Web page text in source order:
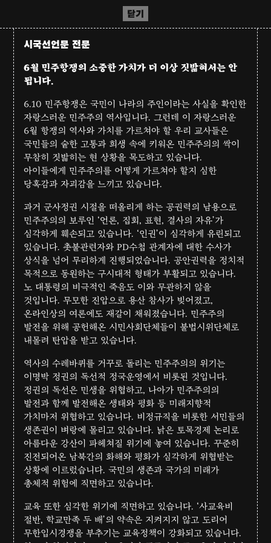
닫기
시국선언문 전문
6월 민주항쟁의 소중한 가치가 더 이상 짓밟혀서는 안
됩니다.
6.10 민주항쟁은 국민이 나라의 주인이라는 사실을 확인한
자랑스러운 민주주의 역사입니다. 그런데 이 자랑스러운
6월 항쟁의 역사와 가치를 가르쳐야 할 우리 교사들은
국민들의 숱한 고통과 희생 속에 키워온 민주주의의 싹이
무참히 짓밟히는 현 상황을 목도하고 있습니다.
아이들에게 민주주의를 어떻게 가르쳐야 할지 심한
당혹감과 자괴감을 느끼고 있습니다.
과거 군사정권 시절을 떠올리게 하는 공권력의 남용으로
민주주의의 보루인 ‘언론, 집회, 표현, 결사의 자유’가
심각하게 훼손되고 있습니다. ‘인권’이 심각하게 유린되고
있습니다. 촛불관련자와 PD수첩 관계자에 대한 수사가
상식을 넘어 무리하게 진행되었습니다. 공안권력을 정치적
목적으로 동원하는 구시대적 형태가 부활되고 있습니다.
노 대통령의 비극적인 죽음도 이와 무관하지 않을
것입니다. 무모한 진압으로 용산 참사가 빚어졌고,
온라인상의 여론에도 재갈이 채워졌습니다. 민주주의
발전을 위해 공헌해온 시민사회단체들이 불법시위단체로
내몰려 탄압을 받고 있습니다.
역사의 수레바퀴를 거꾸로 돌리는 민주주의의 위기는
이명박 정권의 독선적 정국운영에서 비롯된 것입니다.
정권의 독선은 민생을 위협하고, 나아가 민주주의의
발전과 함께 발전해온 생태와 평화 등 미래지향적
가치마저 위협하고 있습니다. 비정규직을 비롯한 서민들의
생존권이 벼랑에 몰리고 있습니다. 낡은 토목경제 논리로
아름다운 강산이 파헤쳐질 위기에 놓여 있습니다. 꾸준히
진전되어온 남북간의 화해와 평화가 심각하게 위협받는
상황에 이르렀습니다. 국민의 생존과 국가의 미래가
총체적 위험에 직면하고 있습니다.
교육 또한 심각한 위기에 직면하고 있습니다. ‘사교육비
절반, 학교만족 두 배’의 약속은 지켜지지 않고 도리어
무한입시경쟁을 부추기는 교육정책이 강화되고 있습니다.